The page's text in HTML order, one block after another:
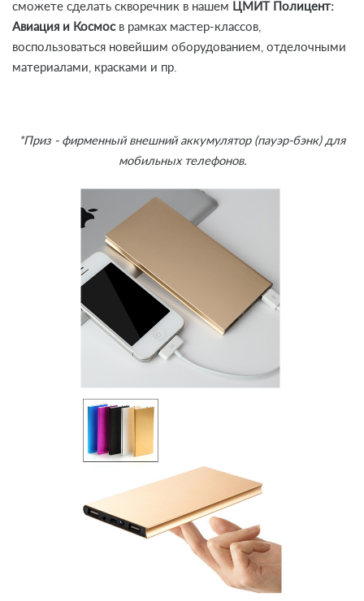
сможете сделать скворечник в нашем ЦМИТ Полицент:
Авиация и Космосв рамках мастер-классов,
воспользоваться новейшим оборудованием, отделочными
материалами, красками и пр.
*Приз - фирменный внешний аккумулятор (пауэр-бэнк) для
мобильных телефонов.